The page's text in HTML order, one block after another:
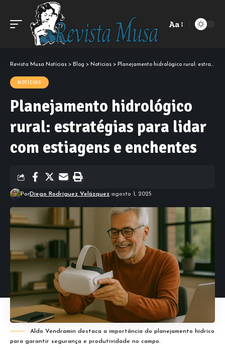
Font
Aa
Revista Musa Notícias > Blog > Notícias > Planejamento hidrológico rural: estratégias para lidar com estiagens e enchentes
NOTÍCIAS
Planejamento hidrológico
rural: estratégias para lidar
com estiagens e enchentes
PorDiego Rodríguez Velázquez agosto 1, 2025
Aldo Vendramin destaca a importância do planejamento hídrico
para garantir segurança e produtividade no campo.